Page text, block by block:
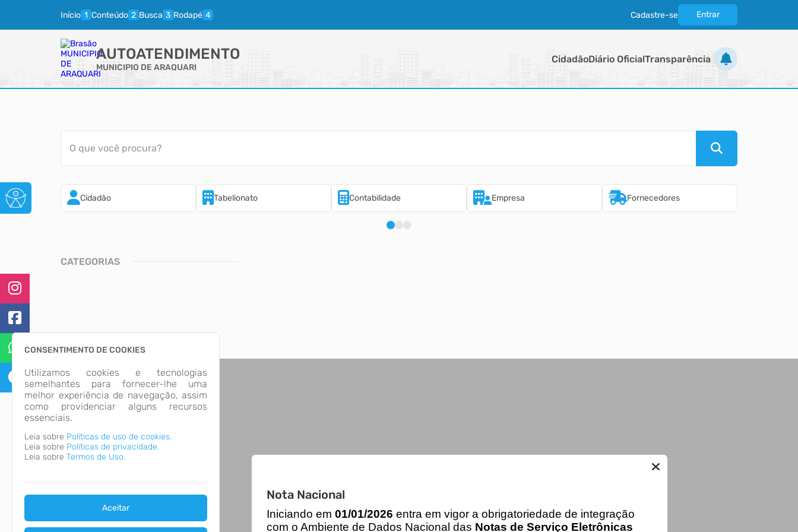
Início Conteúdo Busca Rodapé Cadastre-se Entrar
AUTOATENDIMENTO
MUNICIPIO DE ARAQUARI
CidadãoDiário OficialTransparência
O que você procura?
Cidadão Tabelionato Contabilidade Empresa Fornecedores
CATEGORIAS
CONSENTIMENTO DE COOKIES
Utilizamos cookies e tecnologias
semelhantes para fornecer-lhe uma
melhor experiência de navegação, assim
como providenciar alguns recursos
essenciais.
Leia sobre Políticas de uso de cookies.
Leia sobre Políticas de privacidade.
Leia sobre Termos de Uso.
Aceitar
Nota Nacional
Iniciando em 01/01/2026 entra em vigor a obrigatoriedade de integração
com o Ambiente de Dados Nacional das Notas de Serviço Eletrônicas